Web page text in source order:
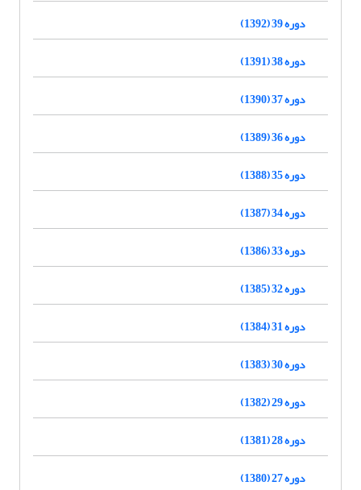
دوره 39 (1392)
دوره 38 (1391)
دوره 37 (1390)
دوره 36 (1389)
دوره 35 (1388)
دوره 34 (1387)
دوره 33 (1386)
دوره 32 (1385)
دوره 31 (1384)
دوره 30 (1383)
دوره 29 (1382)
دوره 28 (1381)
دوره 27 (1380)